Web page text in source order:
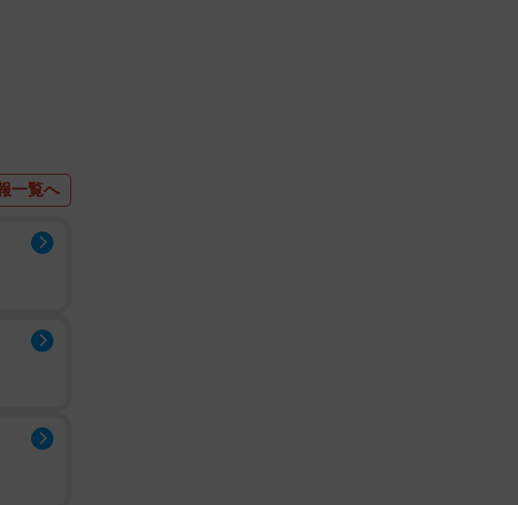
娘さん、
ほど前の
に戻る考
もいか
です。
うと覚悟
一覧へ